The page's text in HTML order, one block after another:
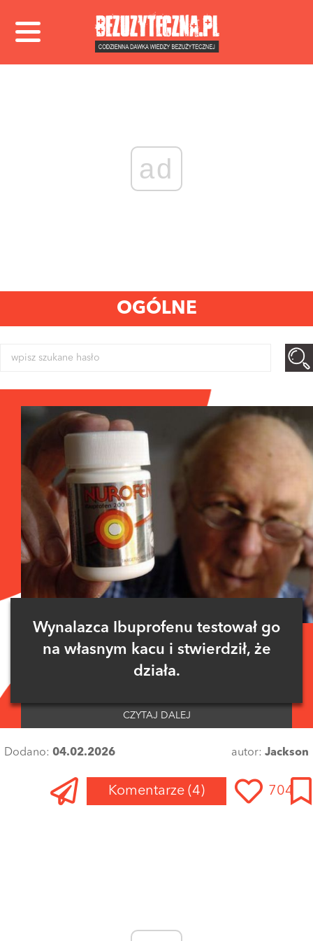
ad
OGÓLNE
Wynalazca Ibuprofenu testował go
na własnym kacu i stwierdził, że
działa.
CZYTAJ DALEJ
Dodano: 04.02.2026 autor: Jackson
Komentarze (4) 704